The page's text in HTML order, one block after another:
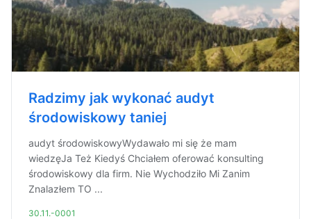
Radzimy jak wykonać audyt
środowiskowy taniej
audyt środowiskowyWydawało mi się że mam
wiedzęJa Też Kiedyś Chciałem oferować konsulting
środowiskowy dla firm. Nie Wychodziło Mi Zanim
Znalazłem TO ...
30.11.-0001